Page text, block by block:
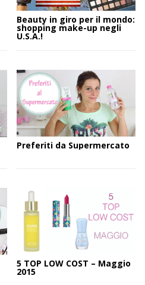
Beauty in giro per il mondo:
shopping make-up negli
U.S.A.!
Preferiti da Supermercato
5 TOP LOW COST – Maggio
2015